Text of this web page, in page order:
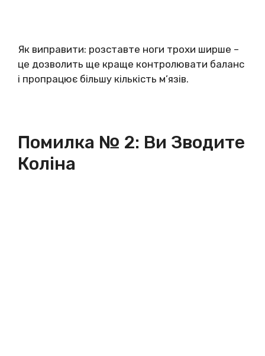
Як виправити: розставте ноги трохи ширше –
це дозволить ще краще контролювати баланс
і пропрацює більшу кількість м’язів.
Помилка № 2: Ви Зводите
Коліна